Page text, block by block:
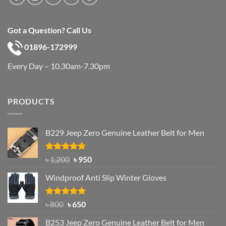
Got a Question? Call Us
01896-172999
Every Day – 10.30am-7.30pm
PRODUCTS
B229 Jeep Zero Genuine Leather Belt for Men
Rated4.92
out of 5
৳1,200 Original
was:
৳ 1,200.
৳950Current
is:
Windproof Anti Slip Winter Gloves
Rated4.97
৳800 Original
৳650Current
B253 Jeep Zero Genuine Leather Belt for Men